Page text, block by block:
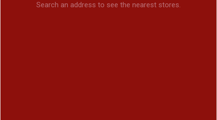
Search an address to see the nearest stores.